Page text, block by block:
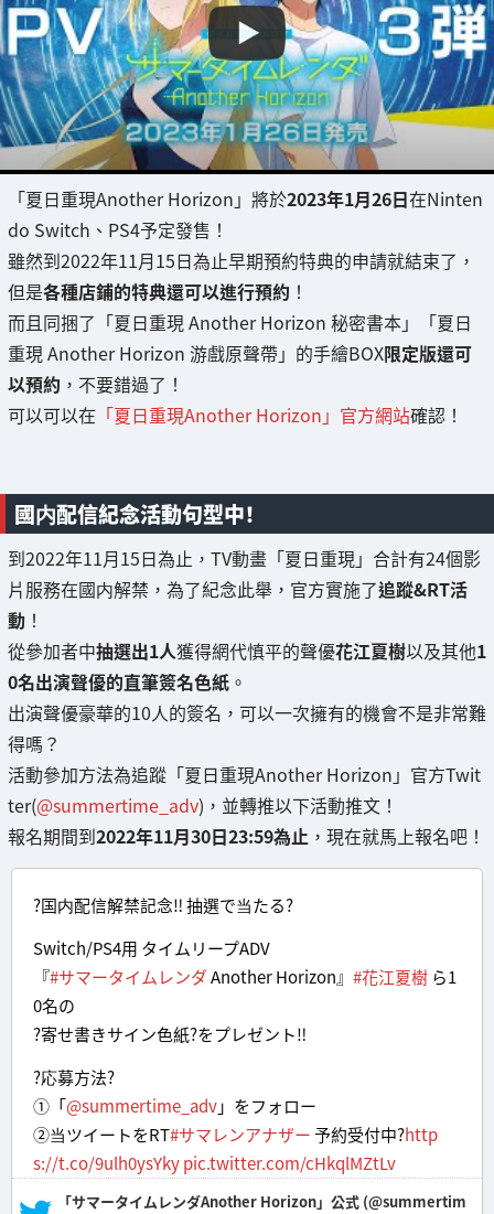
「夏日重現Another Horizon」將於2023年1月26日在Ninten
do Switch、PS4予定發售！
雖然到2022年11月15日為止早期預約特典的申請就結束了，
但是各種店鋪的特典還可以進行預約 ！
而且同捆了「夏日重現 Another Horizon 秘密書本」「夏日
重現 Another Horizon 游戲原聲帶」的手繪BOX限定版還可
以預約 ，不要錯過了！
可以可以在 「夏日重現Another Horizon」官方網站確認！
國内配信紀念活動句型中！
到2022年11月15日為止，TV動畫「夏日重現」合計有24個影
片服務在國内解禁，為了紀念此舉，官方實施了追蹤&RT活
動 ！
從參加者中抽選出1人獲得網代慎平的聲優花江夏樹以及其他1
0名出演聲優的直筆簽名色紙 。
出演聲優豪華的10人的簽名，可以一次擁有的機會不是非常難
得嗎？
活動參加方法為追蹤「夏日重現Another Horizon」官方Twit
ter(@summertime_adv)，並轉推以下活動推文！
報名期間到2022年11月30日23:59為止 ，現在就馬上報名吧！
?国内配信解禁記念‼ 抽選で当たる?
Switch/PS4用 タイムリープADV
『#サマータイムレンダAnother Horizon』 #花江夏樹 ら1
0名の
?寄せ書きサイン色紙?をプレゼント‼
?応募方法?
①「@summertime_adv」をフォロー
②当ツイートをRT#サマレンアナザー予約受付中?http
s://t.co/9ulh0ysYkypic.twitter.com/cHkqlMZtLv
— 「サマータイムレンダAnother Horizon」公式 (@summertim